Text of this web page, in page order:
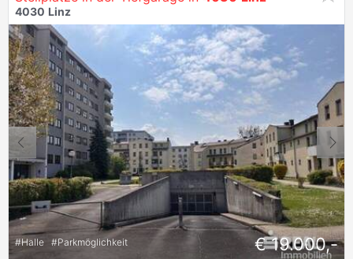
4030 Linz
#Halle #Parkmöglichkeit € 19.000,-